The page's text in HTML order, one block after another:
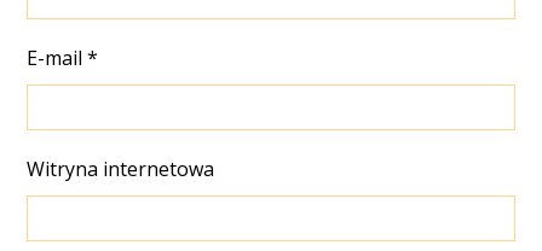
E-mail*
Witryna internetowa